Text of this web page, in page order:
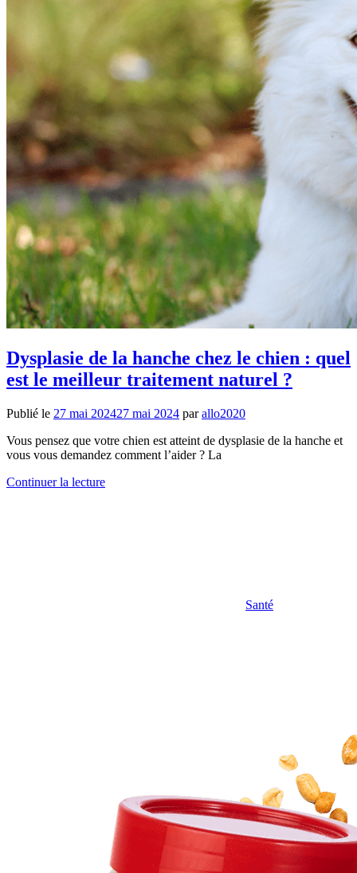
Dysplasie de la hanche chez le chien : quel
est le meilleur traitement naturel ?
Publié le 27 mai 202427 mai 2024 parallo2020
Vous pensez que votre chien est atteint de dysplasie de la hanche et
vous vous demandez comment l’aider ? La
Continuer la lecture
Santé